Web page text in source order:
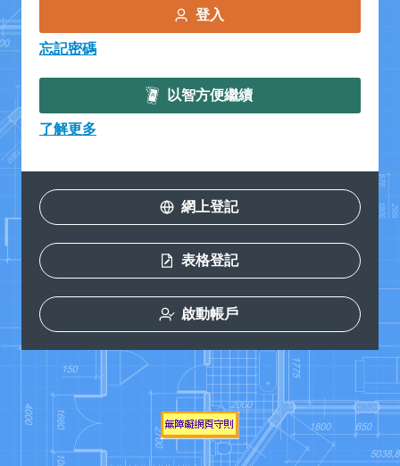
登入
忘記密碼
以智方便繼續
了解更多
網上登記
表格登記
啟動帳戶